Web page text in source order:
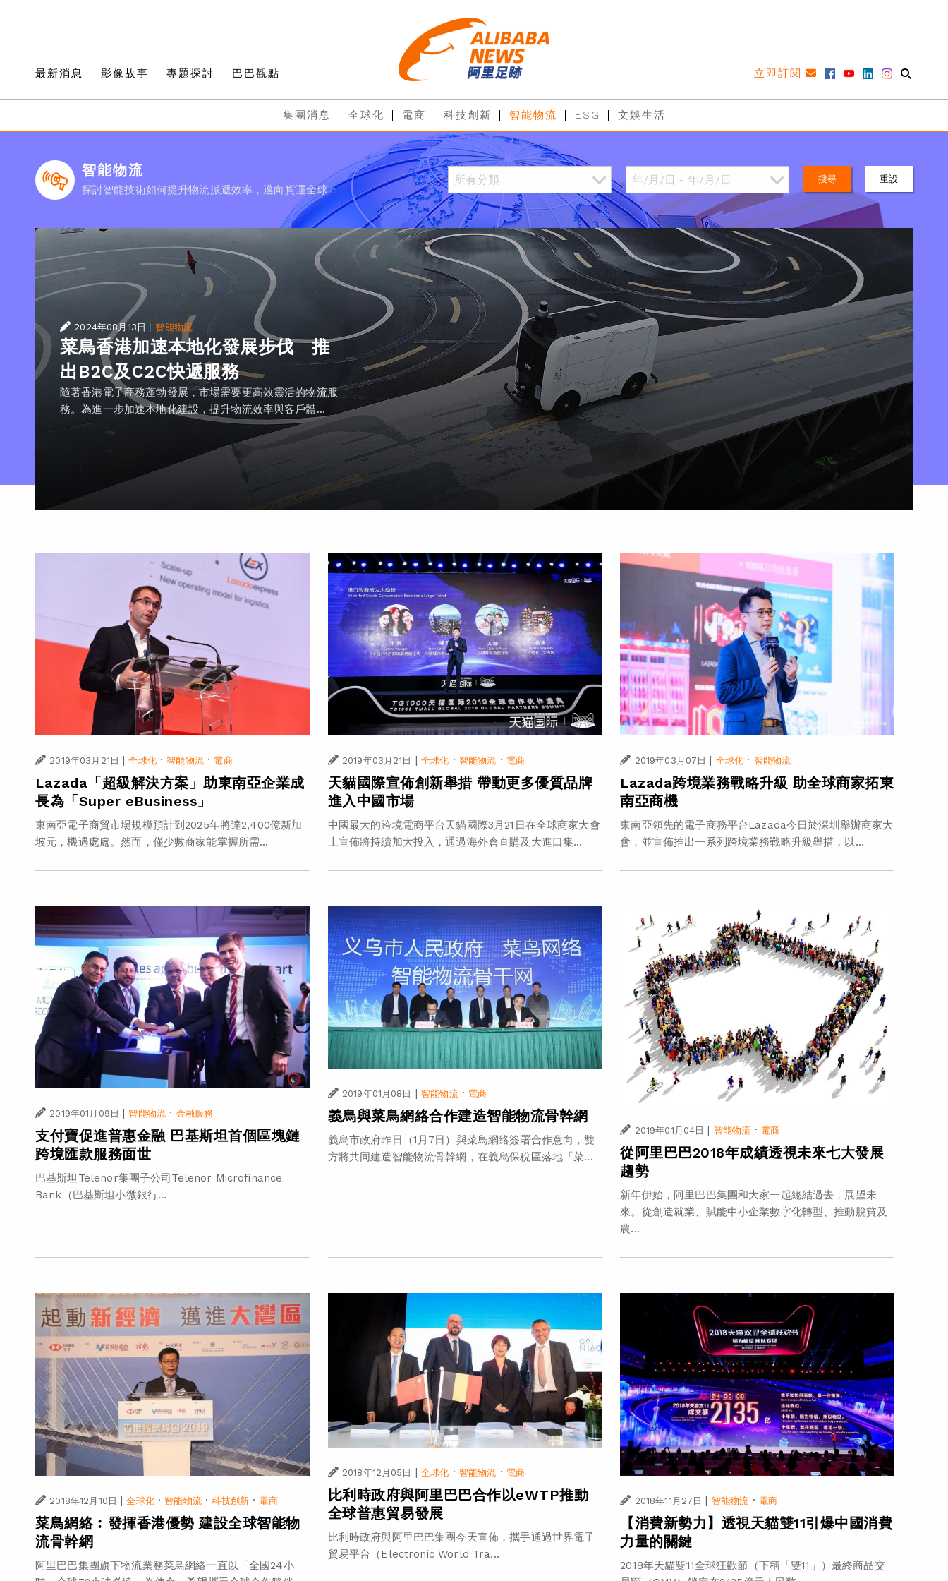
最新消息 影像故事 專題探討 巴巴觀點 立即訂閱
集團消息 全球化 電商 科技創新 智能物流 ESG 文娛生活
智能物流
探討智能技術如何提升物流派遞效率，邁向貨運全球
搜尋 重設
2024年08月13日 |智能物流
菜鳥香港加速本地化發展步伐 推
出B2C及C2C快遞服務
隨著香港電子商務蓬勃發展，市場需要更高效靈活的物流服
務。為進一步加速本地化建設，提升物流效率與客戶體...
2019年03月21日 | 全球化·智能物流· 電商
Lazada「超級解決方案」助東南亞企業成
長為「Super eBusiness」
東南亞電子商貿市場規模預計到2025年將達2,400億新加
坡元，機遇處處。然而，僅少數商家能掌握所需...
2019年03月21日 | 全球化 · 智能物流 · 電商
天貓國際宣佈創新舉措 帶動更多優質品牌
進入中國市場
中國最大的跨境電商平台天貓國際3月21日在全球商家大會
上宣佈將持續加大投入，通過海外倉直購及大進口集...
2019年03月07日 | 全球化 · 智能物流
Lazada跨境業務戰略升級 助全球商家拓東
南亞商機
東南亞領先的電子商務平台Lazada今日於深圳舉辦商家大
會，並宣佈推出一系列跨境業務戰略升級舉措，以...
2019年01月09日 智能物流 · 金融服務
支付寶促進普惠金融 巴基斯坦首個區塊鏈
跨境匯款服務面世
巴基斯坦Telenor集團子公司Telenor Microfinance
Bank（巴基斯坦小微銀行...
2019年01月08日 | 智能物流· 電商
義烏與菜鳥網絡合作建造智能物流骨幹網
義烏市政府昨日（1月7日）與菜鳥網絡簽署合作意向，雙
方將共同建造智能物流骨幹網，在義烏保稅區落地「菜...
2019年01月04日 | 智能物流 · 電商
從阿里巴巴2018年成績透視未來七大發展
趨勢
新年伊始，阿里巴巴集團和大家一起總結過去，展望未
來。從創造就業、賦能中小企業數字化轉型、推動脫貧及
農...
2018年12月10日 | 全球化·智能物流·科技創新 · 電商
菜鳥網絡︰發揮香港優勢 建設全球智能物
流骨幹網
阿里巴巴集團旗下物流業務菜鳥網絡一直以「全國24小
2018年12月05日 | 全球化 · 智能物流 · 電商
比利時政府與阿里巴巴合作以eWTP推動
全球普惠貿易發展
比利時政府與阿里巴巴集團今天宣佈，攜手通過世界電子
貿易平台（Electronic World Tra...
2018年11月27日 | 智能物流 · 電商
【消費新勢力】透視天貓雙11引爆中國消費
力量的關鍵
2018年天貓雙11全球狂歡節（下稱「雙11」）最終商品交